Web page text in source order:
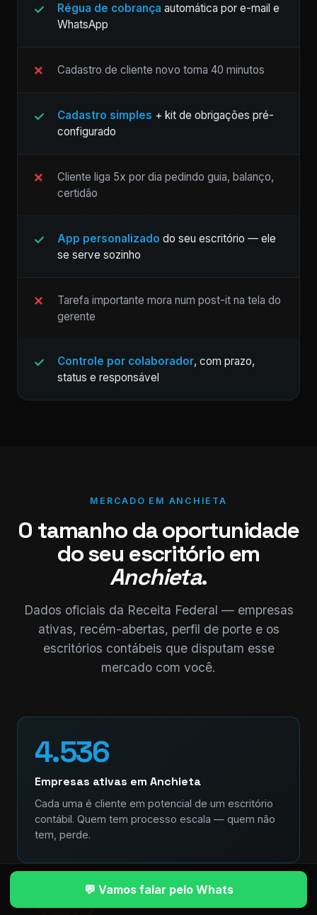
Régua de cobrança automática por e-mail e
WhatsApp
Cadastro de cliente novo toma 40 minutos
Cadastro simples + kit de obrigações pré-
configurado
Cliente liga 5x por dia pedindo guia, balanço,
certidão
App personalizado do seu escritório — ele
se serve sozinho
Tarefa importante mora num post-it na tela do
gerente
Controle por colaborador, com prazo,
status e responsável
MERCADO EM ANCHIETA
O tamanho da oportunidade
do seu escritório em
Anchieta.
Dados oficiais da Receita Federal — empresas
ativas, recém-abertas, perfil de porte e os
escritórios contábeis que disputam esse
mercado com você.
4.536
Empresas ativas em Anchieta
Cada uma é cliente em potencial de um escritório
contábil. Quem tem processo escala — quem não
tem, perde.
💬 Vamos falar pelo Whats